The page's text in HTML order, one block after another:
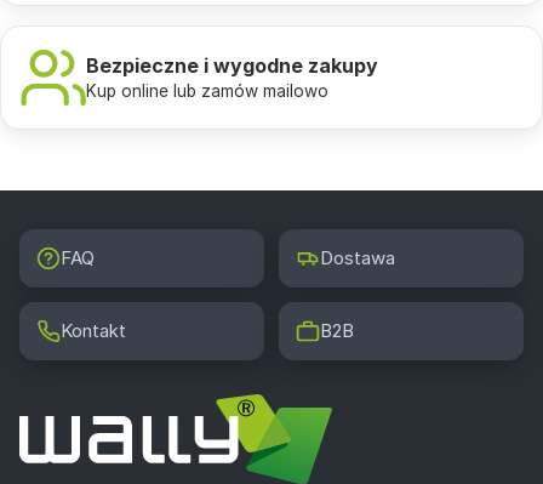
Bezpieczne i wygodne zakupy
Kup online lub zamów mailowo
FAQ Dostawa
Kontakt B2B